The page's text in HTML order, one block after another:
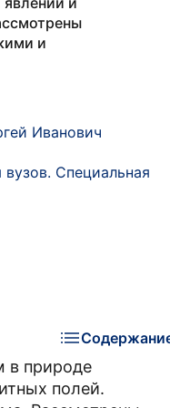
и
Иванович
вузов. Специальная
в природе
полей.